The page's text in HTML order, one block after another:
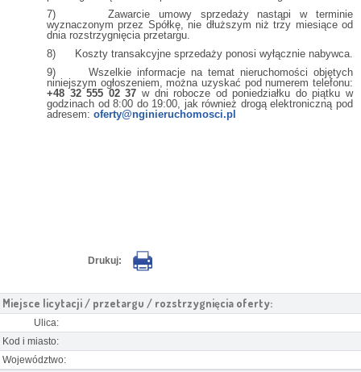
7) Zawarcie umowy sprzedaży nastąpi w terminie
wyznaczonym przez Spółkę, nie dłuższym niż trzy miesiące od
dnia rozstrzygnięcia przetargu.
8) Koszty transakcyjne sprzedaży ponosi wyłącznie nabywca.
9) Wszelkie informacje na temat nieruchomości objętych
niniejszym ogłoszeniem, można uzyskać pod numerem telefonu:
+48 32 555 02 37 w dni robocze od poniedziałku do piątku w
godzinach od 8:00 do 19:00, jak również drogą elektroniczną pod
adresem: oferty@nginieruchomosci.pl
Drukuj:
Miejsce licytacji / przetargu / rozstrzygnięcia oferty:
Ulica:
Kod i miasto:
Województwo: